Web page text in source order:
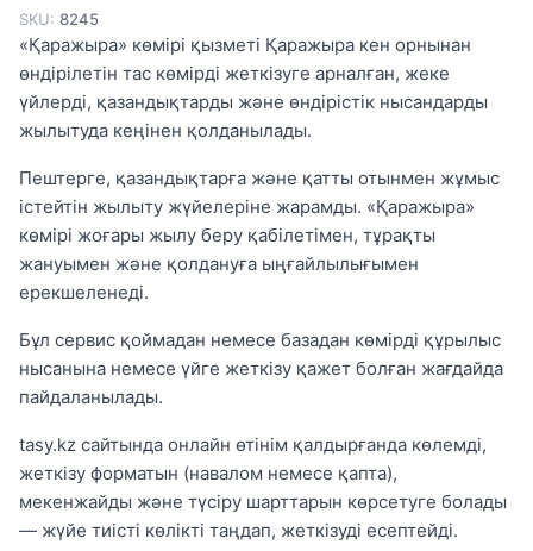
SKU: 8245
«Қаражыра» көмірі қызметі Қаражыра кен орнынан
өндірілетін тас көмірді жеткізуге арналған, жеке
үйлерді, қазандықтарды және өндірістік нысандарды
жылытуда кеңінен қолданылады.
Пештерге, қазандықтарға және қатты отынмен жұмыс
істейтін жылыту жүйелеріне жарамды. «Қаражыра»
көмірі жоғары жылу беру қабілетімен, тұрақты
жануымен және қолдануға ыңғайлылығымен
ерекшеленеді.
Бұл сервис қоймадан немесе базадан көмірді құрылыс
нысанына немесе үйге жеткізу қажет болған жағдайда
пайдаланылады.
tasy.kz сайтында онлайн өтінім қалдырғанда көлемді,
жеткізу форматын (навалом немесе қапта),
мекенжайды және түсіру шарттарын көрсетуге болады
— жүйе тиісті көлікті таңдап, жеткізуді есептейді.